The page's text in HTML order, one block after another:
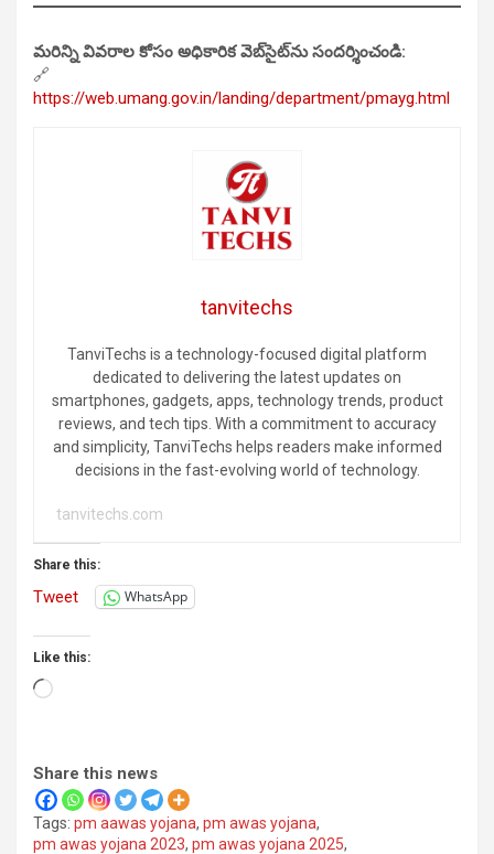
మరిన్ని వివరాల కోసం అధికారిక వెబ్‌సైట్‌ను సందర్శించండి:
🔗
https://web.umang.gov.in/landing/department/pmayg.html
tanvitechs
TanviTechs is a technology-focused digital platform
dedicated to delivering the latest updates on
smartphones, gadgets, apps, technology trends, product
reviews, and tech tips. With a commitment to accuracy
and simplicity, TanviTechs helps readers make informed
decisions in the fast-evolving world of technology.
tanvitechs.com
Share this:
Tweet WhatsApp
Like this:
Loading…
Share this news
Tags: pm aawas yojana, pm awas yojana,
pm awas yojana 2023, pm awas yojana 2025,